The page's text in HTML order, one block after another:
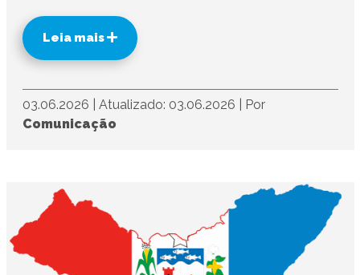
Leia mais
03.06.2026 Atualizado: 03.06.2026
Por
Comunicação